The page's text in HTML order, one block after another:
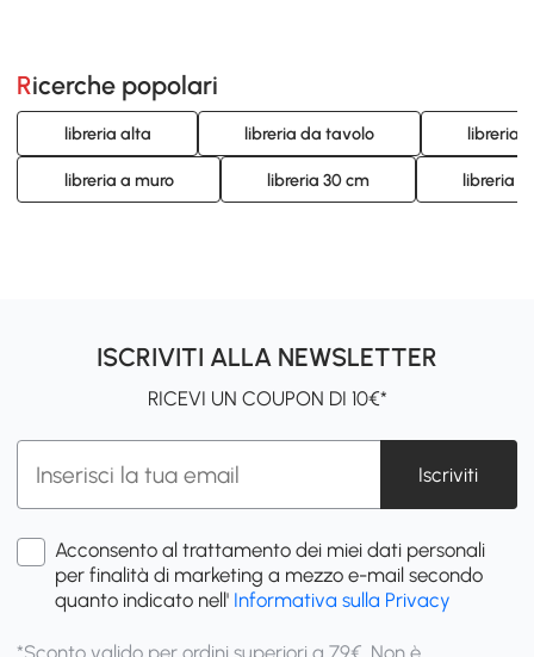
Ricerche popolari
libreria alta libreria da tavolo libreria
libreria a muro libreria 30 cm libreria
ISCRIVITI ALLA NEWSLETTER
RICEVI UN COUPON DI 10€*
Iscriviti
Acconsento al trattamento dei miei dati personali
per finalità di marketing a mezzo e-mail secondo
quanto indicato nell' Informativa sulla Privacy